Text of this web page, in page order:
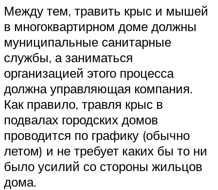
Между тем, травить крыс и мышей
в многоквартирном доме должны
муниципальные санитарные
службы, а заниматься
организацией этого процесса
должна управляющая компания.
Как правило, травля крыс в
подвалах городских домов
проводится по графику (обычно
летом) и не требует каких бы то ни
было усилий со стороны жильцов
дома.